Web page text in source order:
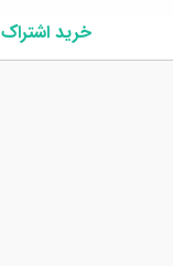
خرید اشتراک